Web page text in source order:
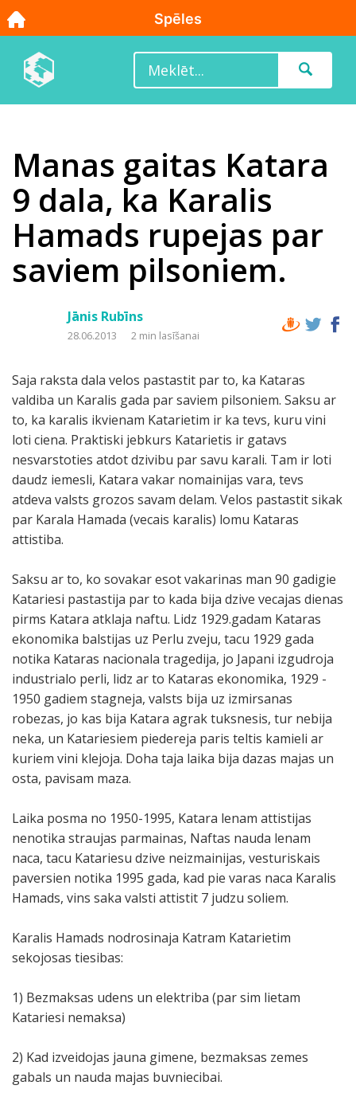
Manas gaitas Katara
9 dala, ka Karalis
Hamads rupejas par
saviem pilsoniem.
Jānis Rubīns
28.06.2013 2 min lasīšanai
Saja raksta dala velos pastastit par to, ka Kataras
valdiba un Karalis gada par saviem pilsoniem. Saksu ar
to, ka karalis ikvienam Katarietim ir ka tevs, kuru vini
loti ciena. Praktiski jebkurs Katarietis ir gatavs
nesvarstoties atdot dzivibu par savu karali. Tam ir loti
daudz iemesli, Katara vakar nomainijas vara, tevs
atdeva valsts grozos savam delam. Velos pastastit sikak
par Karala Hamada (vecais karalis) lomu Kataras
attistiba.
Saksu ar to, ko sovakar esot vakarinas man 90 gadigie
Katariesi pastastija par to kada bija dzive vecajas dienas
pirms Katara atklaja naftu. Lidz 1929.gadam Kataras
ekonomika balstijas uz Perlu zveju, tacu 1929 gada
notika Kataras nacionala tragedija, jo Japani izgudroja
industrialo perli, lidz ar to Kataras ekonomika, 1929 -
1950 gadiem stagneja, valsts bija uz izmirsanas
robezas, jo kas bija Katara agrak tuksnesis, tur nebija
neka, un Katariesiem piedereja paris teltis kamieli ar
kuriem vini klejoja. Doha taja laika bija dazas majas un
osta, pavisam maza.
Laika posma no 1950-1995, Katara lenam attistijas
nenotika straujas parmainas, Naftas nauda lenam
naca, tacu Katariesu dzive neizmainijas, vesturiskais
paversien notika 1995 gada, kad pie varas naca Karalis
Hamads, vins saka valsti attistit 7 judzu soliem.
Karalis Hamads nodrosinaja Katram Katarietim
sekojosas tiesibas:
1) Bezmaksas udens un elektriba (par sim lietam
Katariesi nemaksa)
2) Kad izveidojas jauna gimene, bezmaksas zemes
gabals un nauda majas buvniecibai.